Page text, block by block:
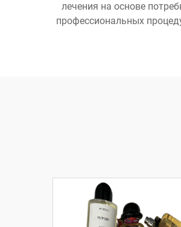
лечения на основе
профессиональных